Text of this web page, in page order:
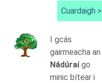
Cuardaigh >
I gcás
gairmeacha an
Nádúraígo
minic bítear i